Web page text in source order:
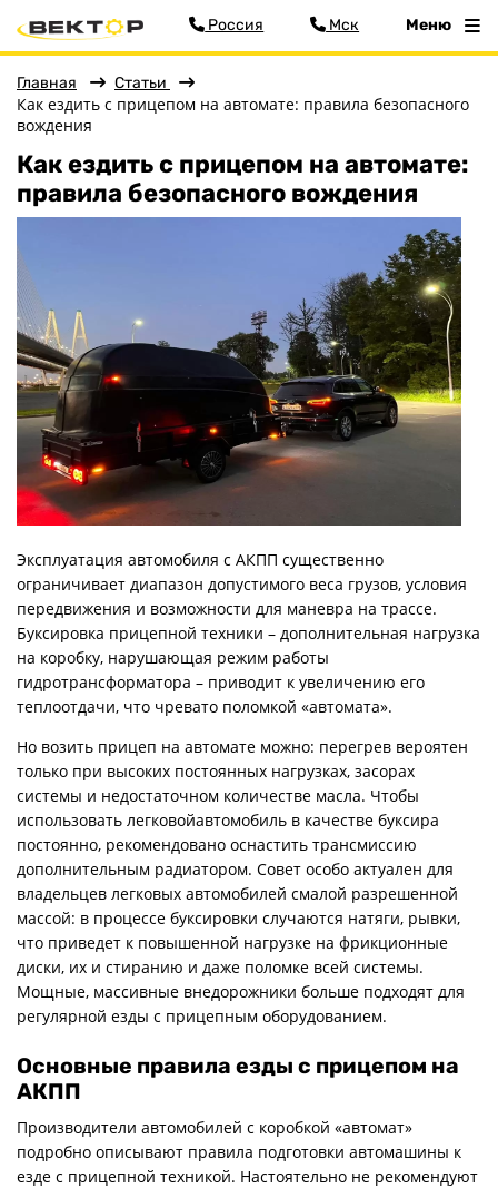
Меню
Хоз. товары
Дилеры
О заводе
Контакты
Тюнинг прицепов
Получить прицеп
Доставка
Россия Мск Меню
Главная Статьи
Как ездить с прицепом на автомате: правила безопасного
вождения
Как ездить с прицепом на автомате:
правила безопасного вождения
Эксплуатация автомобиля с АКПП существенно
ограничивает диапазон допустимого веса грузов, условия
передвижения и возможности для маневра на трассе.
Буксировка прицепной техники – дополнительная нагрузка
на коробку, нарушающая режим работы
гидротрансформатора – приводит к увеличению его
теплоотдачи, что чревато поломкой «автомата».
Но возить прицеп на автомате можно: перегрев вероятен
только при высоких постоянных нагрузках, засорах
системы и недостаточном количестве масла. Чтобы
использовать легковойавтомобиль в качестве буксира
постоянно, рекомендовано оснастить трансмиссию
дополнительным радиатором. Совет особо актуален для
владельцев легковых автомобилей смалой разрешенной
массой: в процессе буксировки случаются натяги, рывки,
что приведет к повышенной нагрузке на фрикционные
диски, их и стиранию и даже поломке всей системы.
Мощные, массивные внедорожники больше подходят для
регулярной езды с прицепным оборудованием.
Основные правила езды с прицепом на
АКПП
Производители автомобилей с коробкой «автомат»
подробно описывают правила подготовки автомашины к
езде с прицепной техникой. Настоятельно не рекомендуют